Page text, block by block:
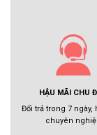
HẬU MÃI CHU
Đổi trả trong 7 ngày,
chuyên